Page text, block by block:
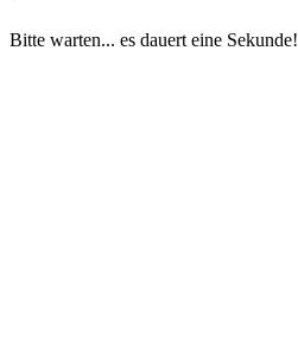
Bitte warten... es dauert eine Sekunde!